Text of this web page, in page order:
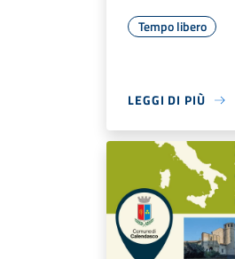
Tempo libero
LEGGI DI PIÙ